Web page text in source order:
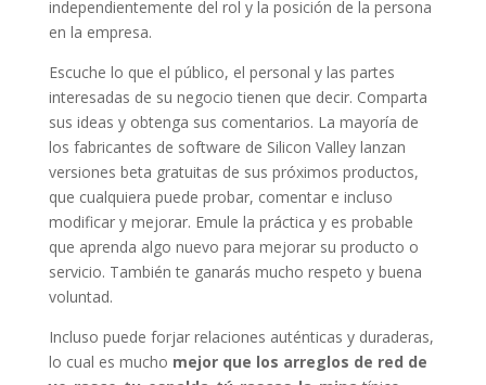
independientemente del rol y la posición de la persona
en la empresa.
Escuche lo que el público, el personal y las partes
interesadas de su negocio tienen que decir. Comparta
sus ideas y obtenga sus comentarios. La mayoría de
los fabricantes de software de Silicon Valley lanzan
versiones beta gratuitas de sus próximos productos,
que cualquiera puede probar, comentar e incluso
modificar y mejorar. Emule la práctica y es probable
que aprenda algo nuevo para mejorar su producto o
servicio. También te ganarás mucho respeto y buena
voluntad.
Incluso puede forjar relaciones auténticas y duraderas,
lo cual es mucho mejor que los arreglos de red de